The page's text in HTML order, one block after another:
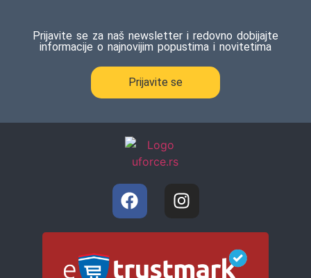
Prijavite se za naš newsletter i redovno dobijajte
informacije o najnovijim popustima i novitetima
Prijavite se